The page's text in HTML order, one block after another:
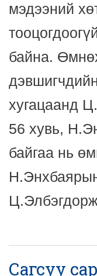
мэдээний
байна.
хугацаанд
56 хувь,
байгаа нь
Сагсуу